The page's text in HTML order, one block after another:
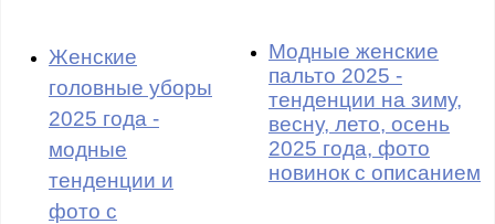
Женские
головные уборы
2025 года -
модные
тенденции и
фото с
Модные женские
пальто 2025 -
тенденции на зиму,
весну, лето, осень
2025 года, фото
новинок с описанием